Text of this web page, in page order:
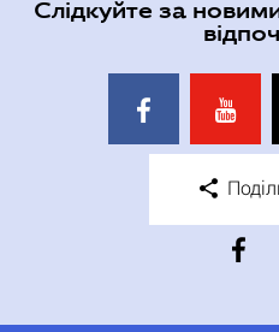
Слідкуйте за